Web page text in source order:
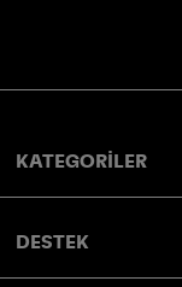
KATEGORİLER
DESTEK